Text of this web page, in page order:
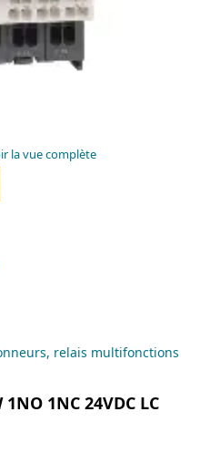
la vue complète
relais multifonctions
1NO 1NC 24VDC LC